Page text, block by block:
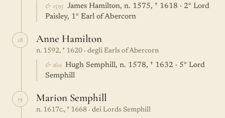
& 1595 James Hamilton, n. 1575, † 1618 · 2° Lord
Paisley, 1° Earl of Abercorn
18 Anne Hamilton
n. 1592, † 1620 · degli Earls of Abercorn
& 1611 Hugh Semphill, n. 1578, † 1632 · 5° Lord
Semphill
19 Marion Semphill
n. 1617c., † 1668 · dei Lords Semphill